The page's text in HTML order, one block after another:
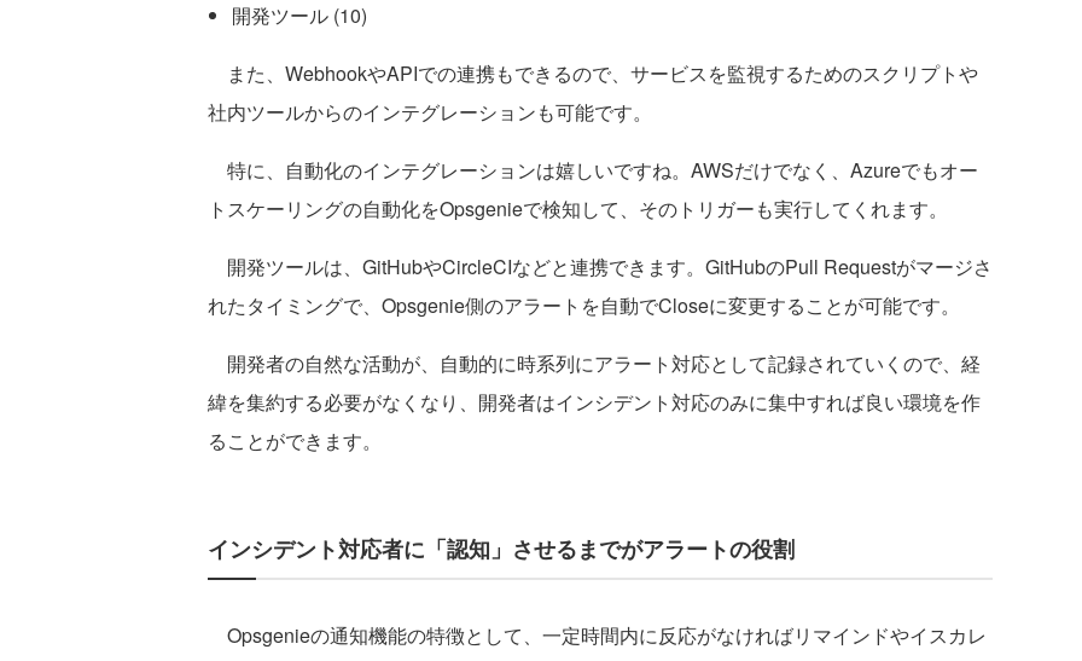
開発ツール (10)
また、WebhookやAPIでの連携もできるので、サービスを監視するためのスクリプトや
社内ツールからのインテグレーションも可能です。
特に、自動化のインテグレーションは嬉しいですね。AWSだけでなく、Azureでもオー
トスケーリングの自動化をOpsgenieで検知して、そのトリガーも実行してくれます。
開発ツールは、GitHubやCircleCIなどと連携できます。GitHubのPull Requestがマージさ
れたタイミングで、Opsgenie側のアラートを自動でCloseに変更することが可能です。
開発者の自然な活動が、自動的に時系列にアラート対応として記録されていくので、経
緯を集約する必要がなくなり、開発者はインシデント対応のみに集中すれば良い環境を作
ることができます。
インシデント対応者に「認知」させるまでがアラートの役割
Opsgenieの通知機能の特徴として、一定時間内に反応がなければリマインドやイスカレ